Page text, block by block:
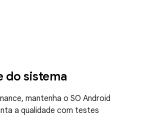
do sistema
mantenha o SO Android
a qualidade com testes